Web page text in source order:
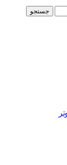
جستجو